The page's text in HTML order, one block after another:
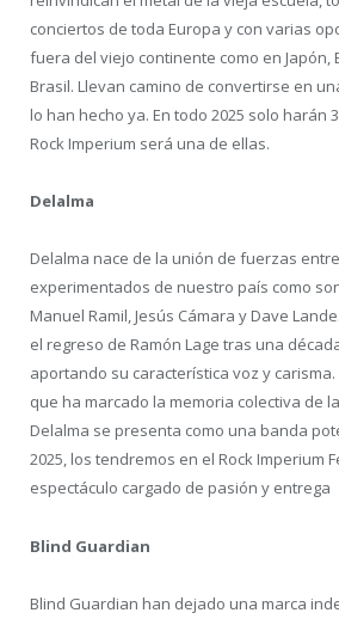
conciertos de toda Europa y con varias
fuera del viejo continente como en Japón,
Brasil. Llevan camino de convertirse en
lo han hecho ya. En todo 2025 solo harán
Rock Imperium será una de ellas.
Delalma
Delalma nace de la unión de fuerzas
experimentados de nuestro país como
Manuel Ramil, Jesús Cámara y Dave
el regreso de Ramón Lage tras una
aportando su característica voz y
que ha marcado la memoria colectiva de
Delalma se presenta como una banda
2025, los tendremos en el Rock Imperium
espectáculo cargado de pasión y entrega
Blind Guardian
Blind Guardian han dejado una marca